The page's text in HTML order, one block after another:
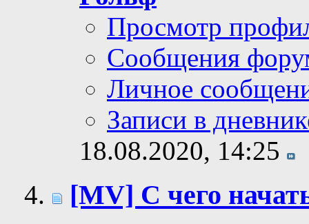
Просмотр
Сообщения
Личное
Записи в
18.08.2020, 14:25
[MV] С чего